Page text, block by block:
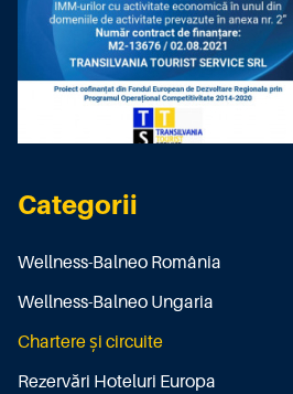
Categorii
Wellness-Balneo România
Wellness-Balneo Ungaria
Chartere și circuite
Rezervări Hoteluri Europa